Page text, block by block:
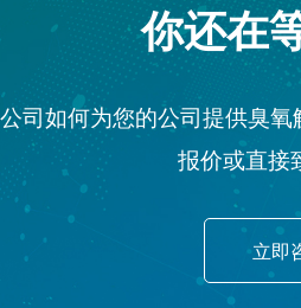
你还在
司如何为您的公司提供臭
报价或直接
立即